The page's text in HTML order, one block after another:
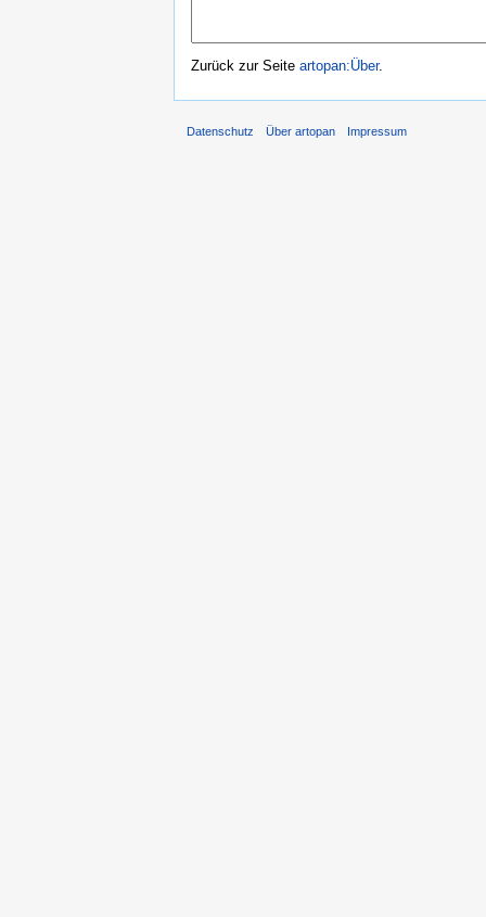
Zurück zur Seite artopan:Über.
Datenschutz Über artopan Impressum